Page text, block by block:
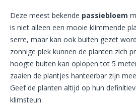
Deze meest bekende passiebloem
is niet alleen een mooie klimmende
serre, maar kan ook buiten gezet
zonnige plek kunnen de planten zich
hoogte buiten kan oplopen tot 5
zaaien de plantjes hanteerbar zijn
Geef de planten altijd op hun
klimsteun.